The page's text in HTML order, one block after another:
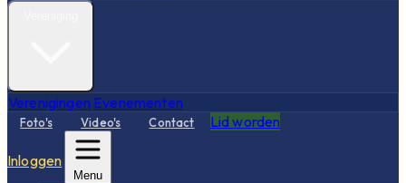
Verenigingen Evenementen
Foto's Video's Contact Lid worden
Inloggen
Menu